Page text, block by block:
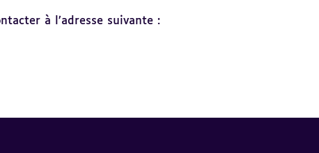
à l’adresse suivante :